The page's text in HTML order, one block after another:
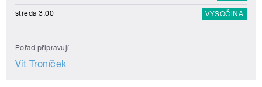
středa 3:00 VYSOČINA
Pořad připravují
Vít Troníček